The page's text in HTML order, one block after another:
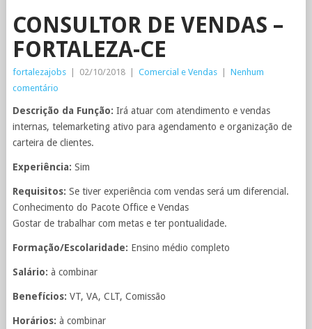
CONSULTOR DE VENDAS –
FORTALEZA-CE
fortalezajobs 02/10/2018 Comercial e Vendas
Nenhum
comentário
Descrição da Função: Irá atuar com atendimento e vendas
internas, telemarketing ativo para agendamento e organização de
carteira de clientes.
Experiência: Sim
Requisitos: Se tiver experiência com vendas será um diferencial.
Conhecimento do Pacote Office e Vendas
Gostar de trabalhar com metas e ter pontualidade.
Formação/Escolaridade: Ensino médio completo
Salário: à combinar
Benefícios: VT, VA, CLT, Comissão
Horários: à combinar